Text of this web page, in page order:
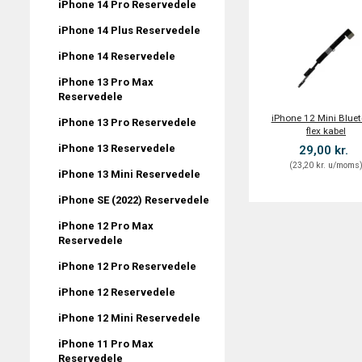
iPhone 14 Pro Reservedele
iPhone 14 Plus Reservedele
iPhone 14 Reservedele
iPhone 13 Pro Max
Reservedele
iPhone 13 Pro Reservedele
iPhone 13 Reservedele
iPhone 13 Mini Reservedele
iPhone SE (2022) Reservedele
iPhone 12 Pro Max
Reservedele
iPhone 12 Pro Reservedele
iPhone 12 Reservedele
iPhone 12 Mini Reservedele
iPhone 11 Pro Max
Reservedele
iPhone 12 Mini
flex kabel
29,00 kr.
(23,20 kr. u/moms)